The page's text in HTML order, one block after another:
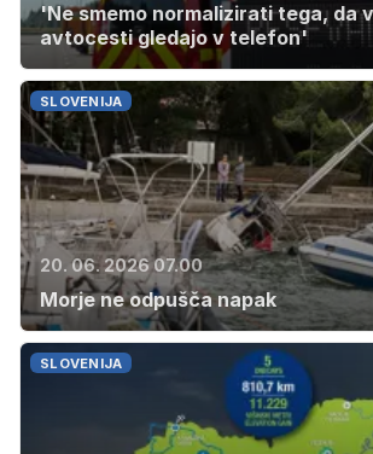
'Ne smemo normalizirati tega, da
avtocesti gledajo v telefon'
SLOVENIJA
20. 06. 2026 07.00
Morje ne odpušča napak
SLOVENIJA